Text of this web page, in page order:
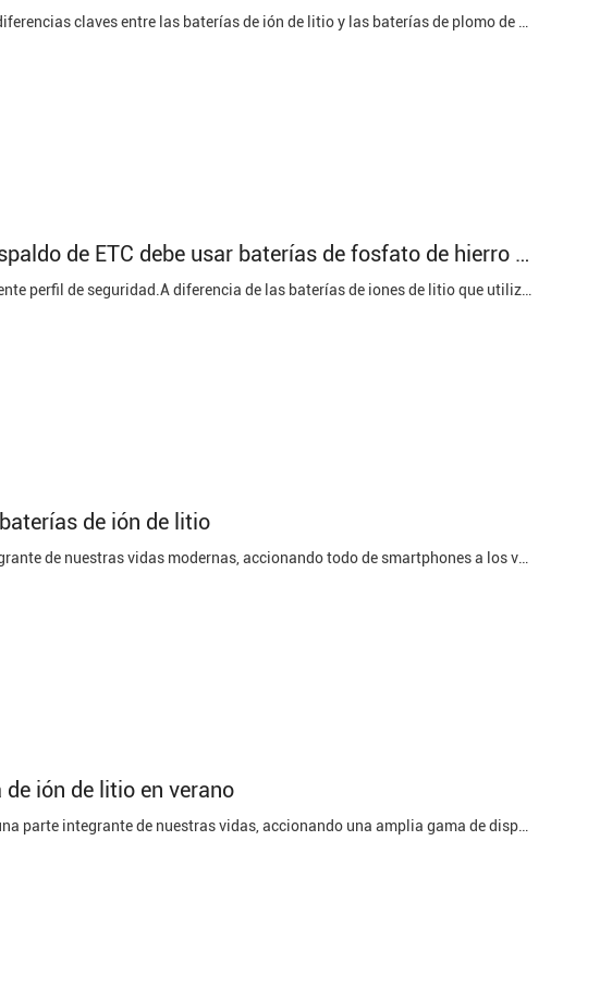
Por qué la fuente de alimentación UPS de respaldo de ETC debe usar baterías de fosfato de hierro y litio (LiFePO4)
de ión de litio
ión de litio en verano